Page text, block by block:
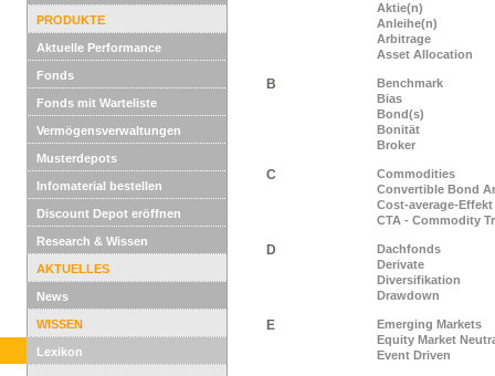
PRODUKTE
Aktuelle Performance
Fonds
Fonds mit Warteliste
Vermögensverwaltungen
Musterdepots
Infomaterial bestellen
Discount Depot eröffnen
Research & Wissen
AKTUELLES
News
WISSEN
Lexikon
Aktie(n)
Anleihe(n)
Arbitrage
Asset Allocation
B
Benchmark
Bias
Bond(s)
Bonität
Broker
C
Commodities
Convertible Bond
Cost-average-Effekt
CTA - Commodity
D
Dachfonds
Derivate
Diversifikation
Drawdown
E
Emerging Markets
Equity Market
Event Driven